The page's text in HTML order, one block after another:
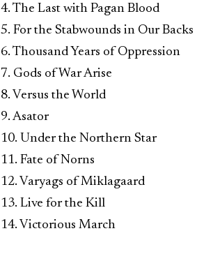
4. The Last with Pagan Blood
5. For the Stabwounds in Our Backs
6. Thousand Years of Oppression
7. Gods of War Arise
8. Versus the World
9. Asator
10. Under the Northern Star
11. Fate of Norns
12. Varyags of Miklagaard
13. Live for the Kill
14. Victorious March